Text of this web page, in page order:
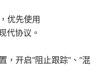
优先使用
代协议。
，开启“阻止跟踪”、“混